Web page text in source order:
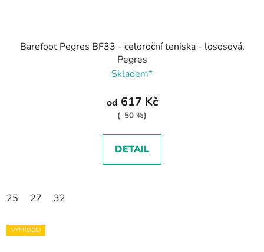
Barefoot Pegres BF33 - celoroční teniska - lososová,
Pegres
Skladem*
od 617 Kč
(–50 %)
DETAIL
25 27 32
VÝPRODEJ